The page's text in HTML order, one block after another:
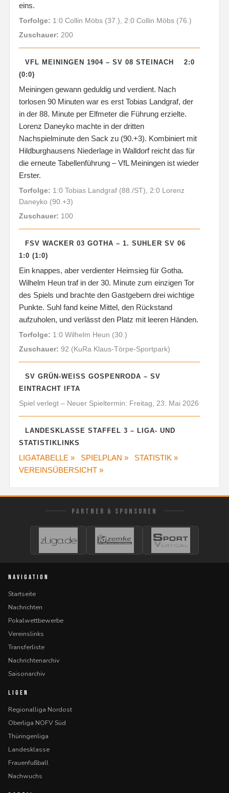
eins.
Torfolge: 1:0 Collin Möbs (37.), 2:0 Collin Möbs (76.)
Zuschauer: 200
VFL MEININGEN 1904 – SV 08 STEINACH 2:0
(0:0)
Meiningen gewann geduldig und verdient. Nach
torlosen 90 Minuten war es erst Tobias Landgraf, der
in der 88. Minute per Elfmeter die Führung erzielte.
Lorenz Daneyko machte in der dritten
Nachspielminute den Sack zu (90.+3). Kombiniert mit
Hildburghausens Niederlage in Walldorf reicht das für
die erneute Tabellenführung – VfL Meiningen ist wieder
Erster.
Torfolge: 1:0 Tobias Landgraf (88./ST), 2:0 Lorenz
Daneyko (90.+3)
Zuschauer: 100
FSV WACKER 03 GOTHA – 1. SUHLER SV 06
1:0 (1:0)
Ein knappes, aber verdienter Heimsieg für Gotha.
Wilhelm Heun traf in der 30. Minute zum einzigen Tor
des Spiels und brachte den Gastgebern drei wichtige
Punkte. Suhl fand keine Mittel, den Rückstand
aufzuholen, und verlässt den Platz mit leeren Händen.
Torfolge: 1:0 Wilhelm Heun (30.)
Zuschauer: 92 (KuRa Klaus-Törpe-Sportpark)
SV GRÜN-WEISS GOSPENRODA – SV E
INTRACHT IFTA
Spiel verlegt – Neuer Spieltermin: Freitag, 23. Mai 2026
LANDESKLASSE STAFFEL 3 – LIGA- UND
STATISTIKLINKS
LIGATABELLE » SPIELPLAN »
STATISTIK »
VEREINSÜBERSICHT »
PARTNER & SPONSOREN
NAVIGATION
Startseite
Nachrichten
Pokalwettbewerbe
Vereinslinks
Transferliste
Nachrichtenarchiv
Saisonarchiv
LIGEN
Regionalliga Nordost
Oberliga NOFV Süd
Thüringenliga
Landesklasse
Frauenfußball
Nachwuchs